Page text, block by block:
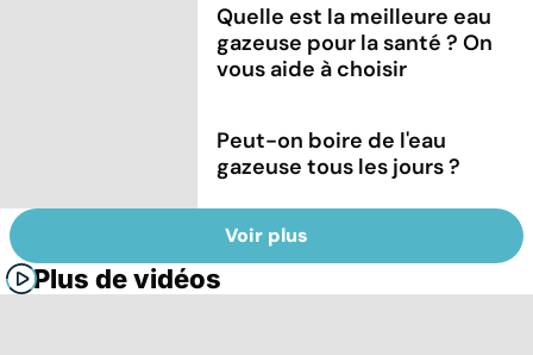
Quelle est la meilleure eau
gazeuse pour la santé ? On
vous aide à choisir
Peut-on boire de l'eau
gazeuse tous les jours ?
Voir plus
Plus de vidéos